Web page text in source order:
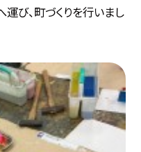
び、町づくりを行いまし